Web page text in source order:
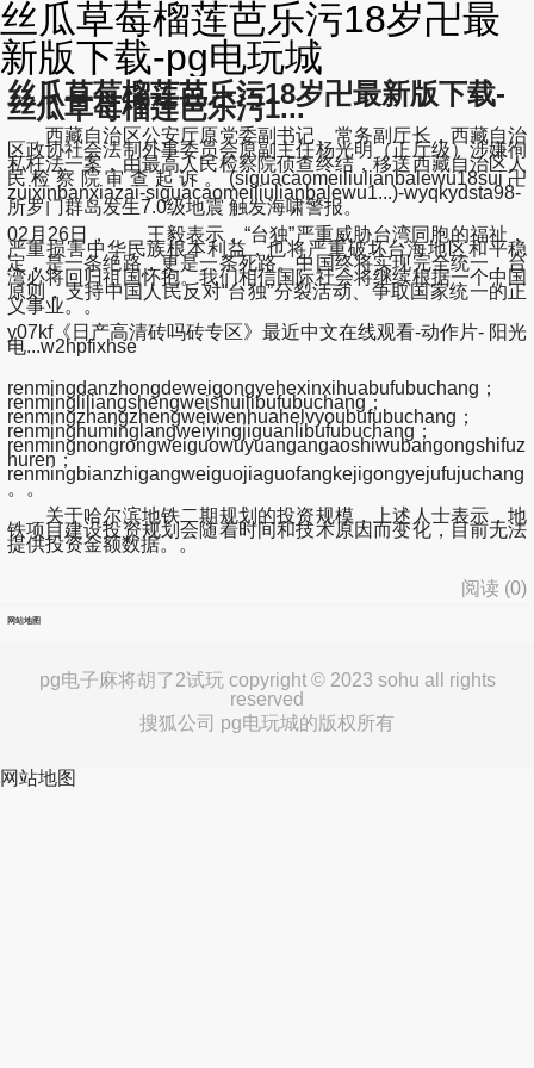
丝瓜草莓榴莲芭乐污18岁卍最
新版下载-pg电玩城
丝瓜草莓榴莲芭乐污18岁卍最新版下载-
丝瓜草莓榴莲芭乐污1...
西藏自治区公安厅原党委副书记、常务副厅长，西藏自治
区政协社会法制外事委员会原副主任杨光明（正厅级）涉嫌徇
私枉法一案，由最高人民检察院侦查终结，移送西藏自治区人
民检察院审查起诉。(siguacaomeiliulianbalewu18sui卍
zuixinbanxiazai-siguacaomeiliulianbalewu1...)-wyqkydsta98-
所罗门群岛发生7.0级地震 触发海啸警报。
02月26日， 王毅表示，“台独”严重威胁台湾同胞的福祉，
严重损害中华民族根本利益，也将严重破坏台海地区和平稳
定，是一条绝路，更是一条死路。中国终将实现完全统一，台
湾必将回归祖国怀抱。我们相信国际社会将继续根据一个中国
原则，支持中国人民反对“台独”分裂活动、争取国家统一的正
义事业。。
y07kf《日产高清砖吗砖专区》最近中文在线观看-动作片- 阳光
电...w2hpfixhse
renmingdanzhongdeweigongyehexinxihuabufubuchang；
renmingliliangshengweishuilibufubuchang；
renmingzhangzhengweiwenhuahelvyoubufubuchang；
renminghuminglangweiyingjiguanlibufubuchang；
renmingnongrongweiguowuyuangangaoshiwubangongshifuz
huren；
renmingbianzhigangweiguojiaguofangkejigongyejufujuchang
。。
关于哈尔滨地铁二期规划的投资规模，上述人士表示，地
铁项目建设投资规划会随着时间和技术原因而变化，目前无法
提供投资金额数据。。
阅读 (0)
网站地图
pg电子麻将胡了2试玩 copyright © 2023 sohu all rights
reserved
搜狐公司 pg电玩城的版权所有
网站地图